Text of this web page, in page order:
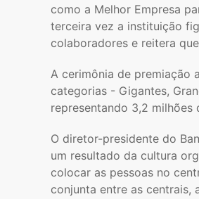
como a Melhor Empresa
terceira vez a instituição
colaboradores e reitera
A cerimônia de premiação
categorias - Gigantes,
representando 3,2
O diretor-presidente do
um resultado da cultura
colocar as pessoas no
conjunta entre as centrais,